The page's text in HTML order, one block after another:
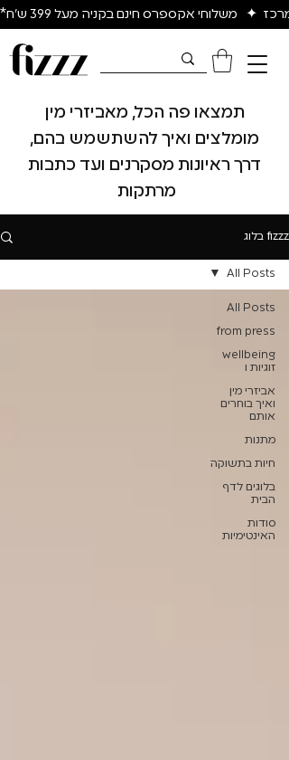
✦   משלוחי אקספרס חינם בקניה מעל 399 ש״ח*
תמצאו פה הכל, מאביזרי מין
מומלצים ואיך להשתשמש בהם,
דרך ראיונות מסקרנים ועד כתבות
מרתקות
fizzz בלוג
All Posts
from press
wellbeing
זוגיות ו
אביזרי מין
ואיך בוחרים
אותם
מתנות
חיות בתשוקה
בלוגים לדף
הבית
סודות
האינטימיות
All Posts